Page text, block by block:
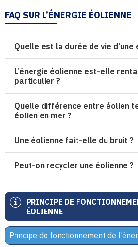
PRINCIPE DE
ÉOLIENNE
Principe de fonctionnement de
FAQ SUR L’ÉNERGIE ÉOLIENNE
Quelle est la durée de vie d’une
L’énergie éolienne est-elle
particulier ?
Quelle différence entre éolien
éolien en mer ?
Une éolienne fait-elle du bruit ?
Peut-on recycler une éolienne ?